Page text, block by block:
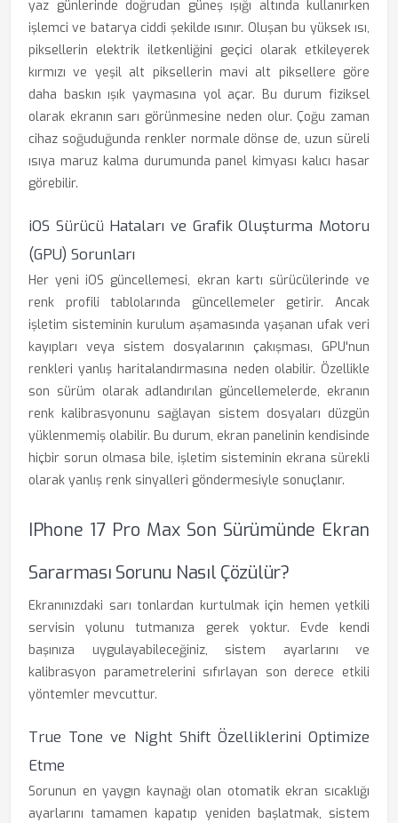
yaz günlerinde doğrudan güneş ışığı altında kullanırken
işlemci ve batarya ciddi şekilde ısınır. Oluşan bu yüksek ısı,
piksellerin elektrik iletkenliğini geçici olarak etkileyerek
kırmızı ve yeşil alt piksellerin mavi alt piksellere göre
daha baskın ışık yaymasına yol açar. Bu durum fiziksel
olarak ekranın sarı görünmesine neden olur. Çoğu zaman
cihaz soğuduğunda renkler normale dönse de, uzun süreli
ısıya maruz kalma durumunda panel kimyası kalıcı hasar
görebilir.
iOS Sürücü Hataları ve Grafik Oluşturma Motoru
(GPU) Sorunları
Her yeni iOS güncellemesi, ekran kartı sürücülerinde ve
renk profili tablolarında güncellemeler getirir. Ancak
işletim sisteminin kurulum aşamasında yaşanan ufak veri
kayıpları veya sistem dosyalarının çakışması, GPU'nun
renkleri yanlış haritalandırmasına neden olabilir. Özellikle
son sürüm olarak adlandırılan güncellemelerde, ekranın
renk kalibrasyonunu sağlayan sistem dosyaları düzgün
yüklenmemiş olabilir. Bu durum, ekran panelinin kendisinde
hiçbir sorun olmasa bile, işletim sisteminin ekrana sürekli
olarak yanlış renk sinyalleri göndermesiyle sonuçlanır.
IPhone 17 Pro Max Son Sürümünde Ekran
Sararması Sorunu Nasıl Çözülür?
Ekranınızdaki sarı tonlardan kurtulmak için hemen yetkili
servisin yolunu tutmanıza gerek yoktur. Evde kendi
başınıza uygulayabileceğiniz, sistem ayarlarını ve
kalibrasyon parametrelerini sıfırlayan son derece etkili
yöntemler mevcuttur.
True Tone ve Night Shift Özelliklerini Optimize
Etme
Sorunun en yaygın kaynağı olan otomatik ekran sıcaklığı
ayarlarını tamamen kapatıp yeniden başlatmak, sistem